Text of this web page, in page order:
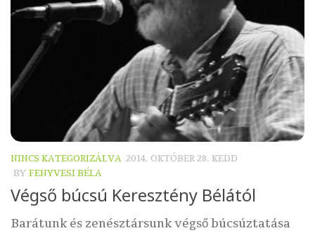
NINCS KATEGORIZÁLVA 2014. OKTÓBER 28. KEDD
BY FENYVESI BÉLA
Végső búcsú Keresztény Bélától
Barátunk és zenésztársunk végső búcsúztatása